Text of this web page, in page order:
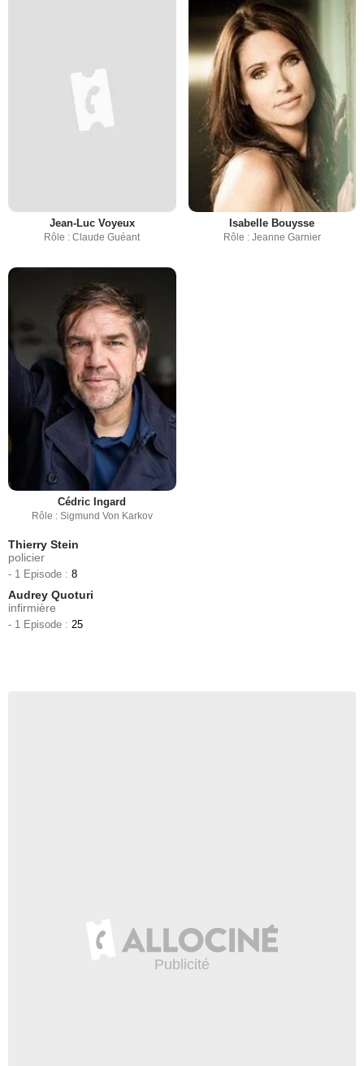
Jean-Luc Voyeux
Rôle : Claude Guéant
Isabelle Bouysse
Rôle : Jeanne Garnier
Cédric Ingard
Rôle : Sigmund Von Karkov
Thierry Stein
policier
- 1 Episode : 8
Audrey Quoturi
infirmière
- 1 Episode : 25